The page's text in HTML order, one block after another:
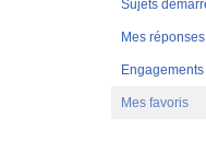
Sujets
Mes réponses
Engagements
Mes favoris